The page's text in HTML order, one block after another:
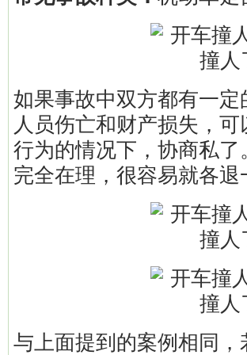
如果事故中双方都有一
人员伤亡和财产损失，
行为的情况下，协商私
完全在理，很容易就各
与上面提到的案例相同